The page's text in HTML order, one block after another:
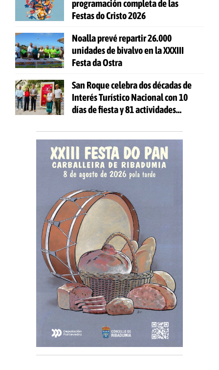
programación completa de las
Festas do Cristo 2026
Noalla prevé repartir 26.000
unidades de bivalvo en la XXXIII
Festa da Ostra
San Roque celebra dos décadas de
Interés Turístico Nacional con 10
días de fiesta y 81 actividades